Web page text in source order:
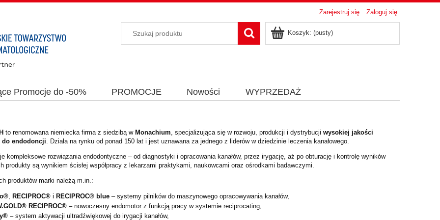
Zarejestruj się Zaloguj się
Koszyk: (pusty)
Promocje do -50% PROMOCJE Nowości WYPRZEDAŻ
to renomowana niemiecka firma z siedzibą w Monachium, specjalizująca się w rozwoju, produkcji i dystrybucji wysokiej jakości
do endodoncji. Działa na rynku od ponad 150 lat i jest uznawana za jednego z liderów w dziedzinie leczenia kanałowego.
kompleksowe rozwiązania endodontyczne – od diagnostyki i opracowania kanałów, przez irygację, aż po obturację i kontrolę wyników
produkty są wynikiem ścisłej współpracy z lekarzami praktykami, naukowcami oraz ośrodkami badawczymi.
produktów marki należą m.in.:
, RECIPROC® i RECIPROC® blue – systemy pilników do maszynowego opracowywania kanałów,
RECIPROC® – nowoczesny endomotor z funkcją pracy w systemie reciprocating,
– system aktywacji ultradźwiękowej do irygacji kanałów,